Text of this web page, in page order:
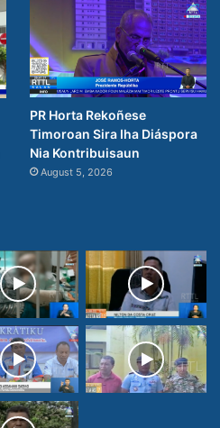
PR Horta Rekoñese
Timoroan Sira Iha Diáspora
Nia Kontribuisaun
August 5, 2026